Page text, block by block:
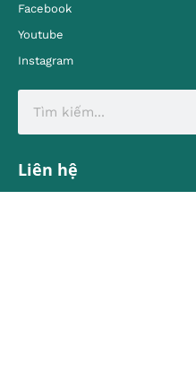
Facebook
Youtube
Instagram
Liên hệ